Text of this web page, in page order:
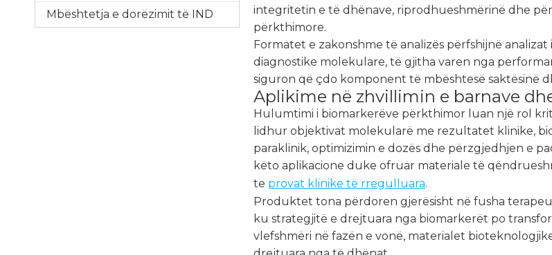
Mbështetja e dorëzimit të IND
integritetin e të dhënave, riprodhueshmërinë dhe
përkthimore.
Formatet e zakonshme të analizës përfshijnë
diagnostike molekulare, të gjitha varen nga
siguron që çdo komponent të mbështesë saktësinë
Aplikime në zhvillimin e barnave
Hulumtimi i biomarkerëve përkthimor luan një rol
lidhur objektivat molekularë me rezultatet klinike,
paraklinik, optimizimin e dozës dhe përzgjedhjen e
këto aplikacione duke ofruar materiale të
te provat klinike të rregulluara.
Produktet tona përdoren gjerësisht në fusha
ku strategjitë e drejtuara nga biomarkerët po
vlefshmëri në fazën e vonë, materialet